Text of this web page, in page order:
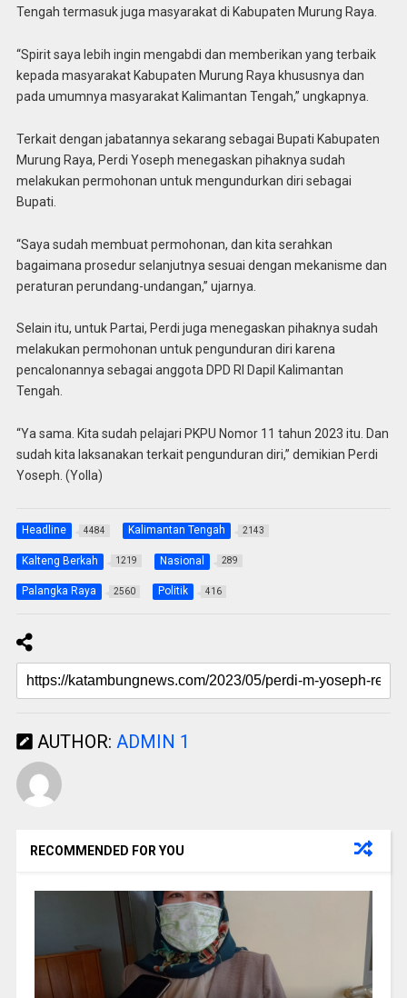
Tengah termasuk juga masyarakat di Kabupaten Murung Raya.
“Spirit saya lebih ingin mengabdi dan memberikan yang terbaik
kepada masyarakat Kabupaten Murung Raya khususnya dan
pada umumnya masyarakat Kalimantan Tengah,” ungkapnya.
Terkait dengan jabatannya sekarang sebagai Bupati Kabupaten
Murung Raya, Perdi Yoseph menegaskan pihaknya sudah
melakukan permohonan untuk mengundurkan diri sebagai
Bupati.
“Saya sudah membuat permohonan, dan kita serahkan
bagaimana prosedur selanjutnya sesuai dengan mekanisme dan
peraturan perundang-undangan,” ujarnya.
Selain itu, untuk Partai, Perdi juga menegaskan pihaknya sudah
melakukan permohonan untuk pengunduran diri karena
pencalonannya sebagai anggota DPD RI Dapil Kalimantan
Tengah.
“Ya sama. Kita sudah pelajari PKPU Nomor 11 tahun 2023 itu. Dan
sudah kita laksanakan terkait pengunduran diri,” demikian Perdi
Yoseph. (Yolla)
Headline 4484 Kalimantan Tengah 2143
Kalteng Berkah 1219 Nasional 289
Palangka Raya 2560 Politik 416
AUTHOR: ADMIN 1
RECOMMENDED FOR YOU